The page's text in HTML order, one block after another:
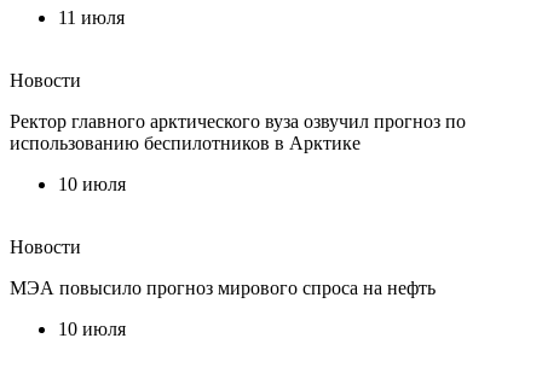
11 июля
Новости
Ректор главного арктического вуза озвучил прогноз по
использованию беспилотников в Арктике
10 июля
Новости
МЭА повысило прогноз мирового спроса на нефть
10 июля